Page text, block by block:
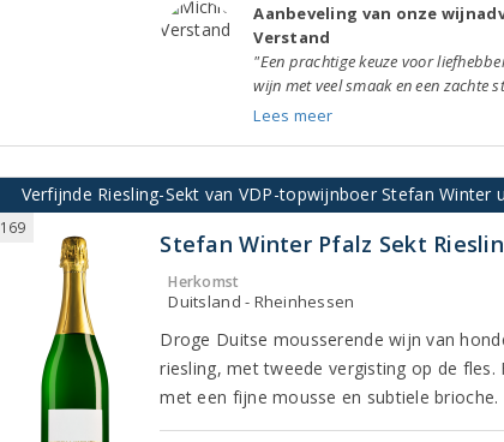
Aanbeveling van onze
Verstand
"Een prachtige keuze voor
wijn met veel smaak en een zachte
Lees meer
Verfijnde Riesling-Sekt van VDP-topwijnboer Stefan Winter
169
Stefan Winter Pfalz Sekt
Herkomst
Duitsland - Rheinhessen
Droge Duitse mousserende wijn van
riesling, met tweede vergisting op de fles.
met een fijne mousse en subtiele brioche.